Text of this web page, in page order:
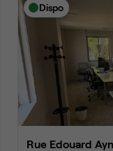
Dispo
Rue Edouard